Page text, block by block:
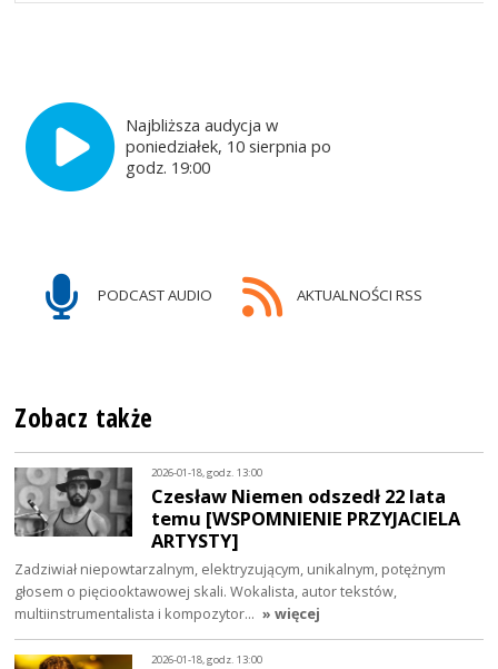
Najbliższa audycja w
poniedziałek, 10 sierpnia po
godz. 19:00
PODCAST AUDIO AKTUALNOŚCI RSS
Zobacz także
2026-01-18, godz. 13:00
Czesław Niemen odszedł 22 lata
temu [WSPOMNIENIE PRZYJACIELA
ARTYSTY]
Zadziwiał niepowtarzalnym, elektryzującym, unikalnym, potężnym
głosem o pięciooktawowej skali. Wokalista, autor tekstów,
multiinstrumentalista i kompozytor… » więcej
2026-01-18, godz. 13:00